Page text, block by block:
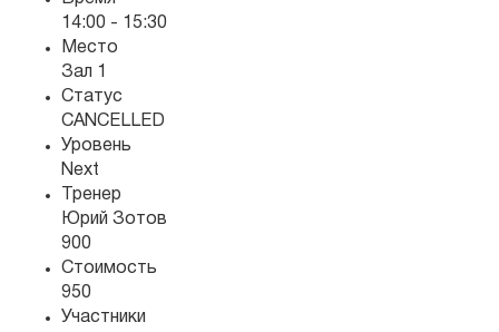
14:00 - 15:30
Место
Зал 1
Статус
CANCELLED
Уровень
Next
Тренер
Юрий Зотов
900
Стоимость
950
Участники